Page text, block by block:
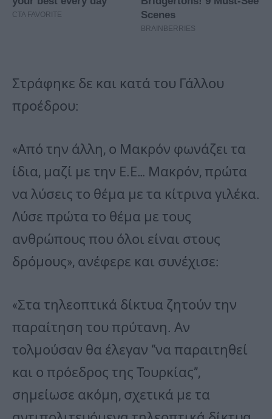
Στράφηκε δε και κατά του Γάλλου
προέδρου:
«Από την άλλη, ο Μακρόν φωνάζει τα
ίδια, μαζί με την Ε.Ε… Μακρόν, πρώτα
να λύσεις το θέμα με τα κίτρινα γιλέκα.
Λύσε πρώτα το θέμα με τους
ανθρώπους που όλοι είναι στους
δρόμους», ανέφερε και συνέχισε:
«Στα τηλεοπτικά δίκτυα ζητούν την
παραίτηση του πρύτανη. Αν
τολμούσαν θα έλεγαν “να παραιτηθεί
και ο πρόεδρος της Τουρκίας”,
σημείωσε ακόμη, σχετικά με τα